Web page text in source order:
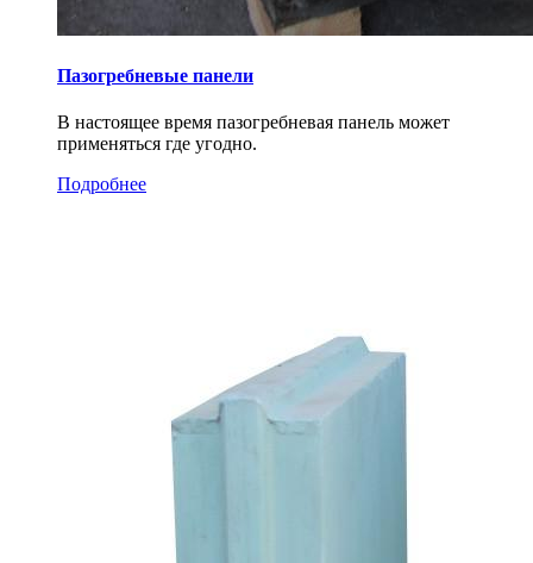
Пазогребневые панели
В настоящее время пазогребневая панель может
применяться где угодно.
Подробнее